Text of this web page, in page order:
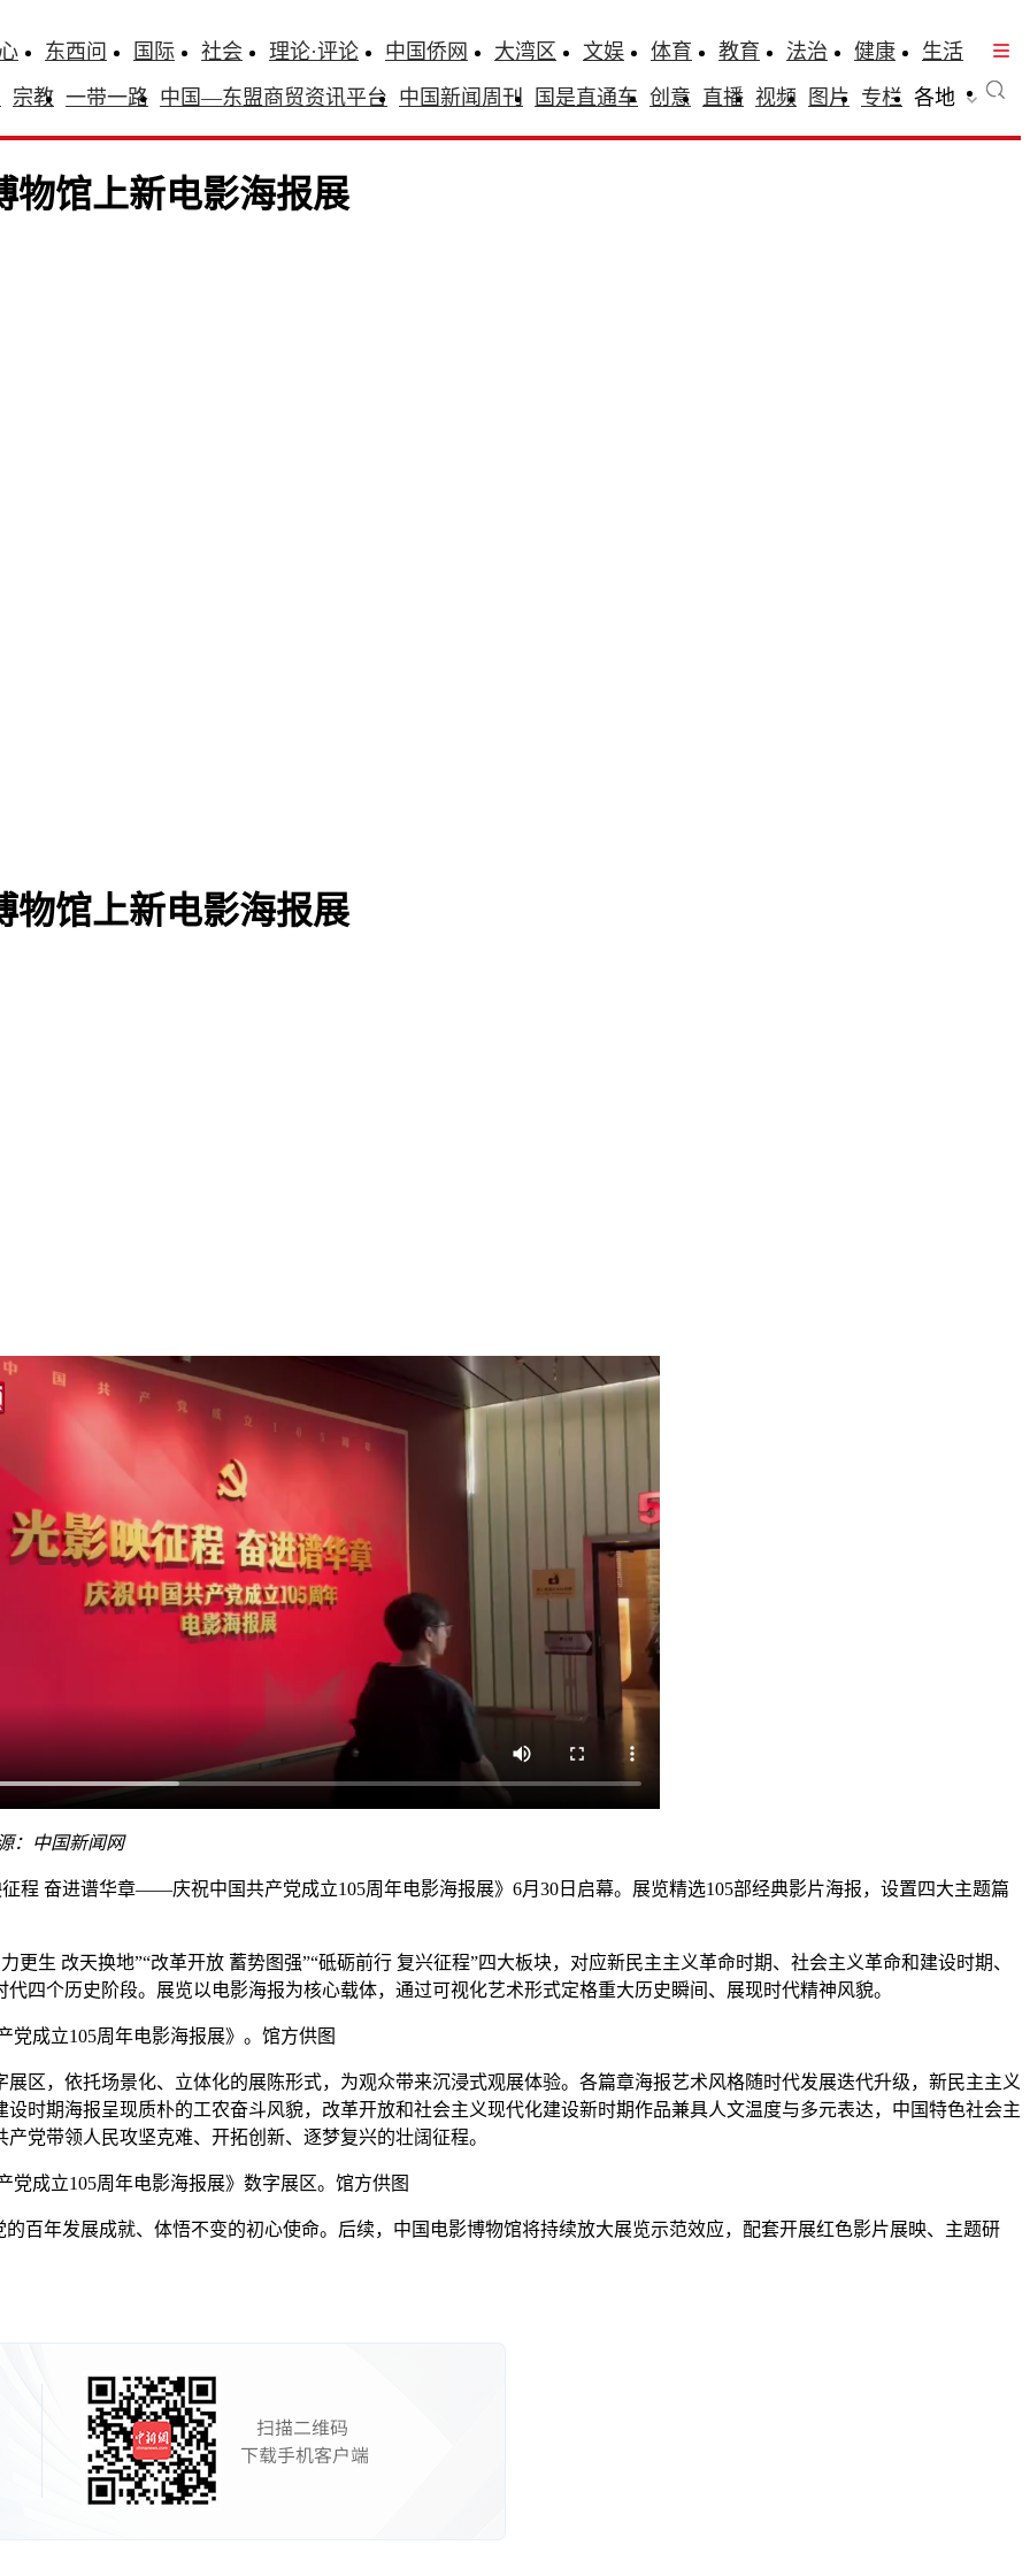
东西问 国际 社会 理论·评论 中国侨网 大湾区 文娱 体育 教育 法治 健康
生活
宗教 一带一路 中国—东盟商贸资讯平台 中国新闻周刊 国是直通车 创意 直播 视频 图片 专栏 各地
物馆上新电影海报展
物馆上新电影海报展
：中国新闻网
程 奋进谱华章——庆祝中国共产党成立105周年电影海报展》6月30日启幕。展览精选105部经典影片海报，设置四大主题篇
改天换地”“改革开放 蓄势图强”“砥砺前行 复兴征程”四大板块，对应新民主主义革命时期、社会主义革命和建设时期、
四个历史阶段。展览以电影海报为核心载体，通过可视化艺术形式定格重大历史瞬间、展现时代精神风貌。
成立105周年电影海报展》。馆方供图
，依托场景化、立体化的展陈形式，为观众带来沉浸式观展体验。各篇章海报艺术风格随时代发展迭代升级，新民主主义
时期海报呈现质朴的工农奋斗风貌，改革开放和社会主义现代化建设新时期作品兼具人文温度与多元表达，中国特色社会主
党带领人民攻坚克难、开拓创新、逐梦复兴的壮阔征程。
成立105周年电影海报展》数字展区。馆方供图
年发展成就、体悟不变的初心使命。后续，中国电影博物馆将持续放大展览示范效应，配套开展红色影片展映、主题研